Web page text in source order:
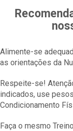
Alimente-se
as orientações da
Respeite-se!
indicados, use
Condicionamento
Faça o mesmo